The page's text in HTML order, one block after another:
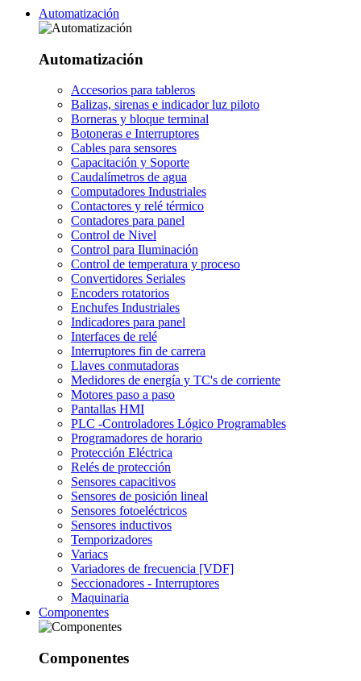
Automatización
Automatización
Accesorios para tableros
Balizas, sirenas e indicador luz piloto
Borneras y bloque terminal
Botoneras e Interruptores
Cables para sensores
Capacitación y Soporte
Caudalímetros de agua
Computadores Industriales
Contactores y relé térmico
Contadores para panel
Control de Nivel
Control para Iluminación
Control de temperatura y proceso
Convertidores Seriales
Encoders rotatorios
Enchufes Industriales
Indicadores para panel
Interfaces de relé
Interruptores fin de carrera
Llaves conmutadoras
Medidores de energía y TC's de corriente
Motores paso a paso
Pantallas HMI
PLC -Controladores Lógico Programables
Programadores de horario
Protección Eléctrica
Relés de protección
Sensores capacitivos
Sensores de posición lineal
Sensores fotoeléctricos
Sensores inductivos
Temporizadores
Variacs
Variadores de frecuencia [VDF]
Seccionadores - Interruptores
Maquinaria
Componentes
Componentes